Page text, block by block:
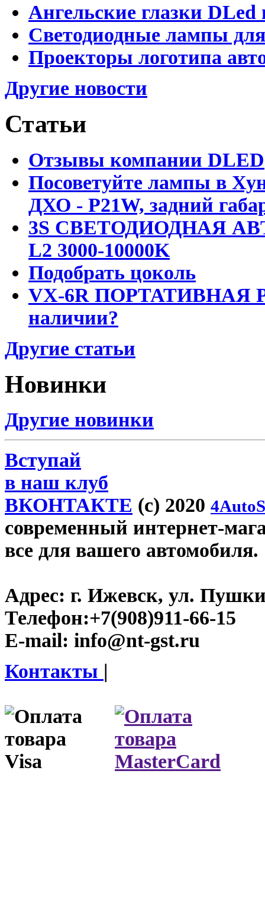
Ангельские глазки DLed
Светодиодные лампы
Проекторы логотипа
Другие новости
Статьи
Отзывы компании DLED
Посоветуйте лампы в
ДХО - P21W, задний
3S СВЕТОДИОДНАЯ
L2 3000-10000K
Подобрать цоколь
VX-6R ПОРТАТИВНАЯ
наличии?
Другие статьи
Новинки
Другие новинки
Вступай
в наш клуб
ВКОНТАКТЕ (c) 2020
современный интернет-
все для вашего автомобиля.
Адрес: г. Ижевск, ул.
Телефон:+7(908)911-66-15
E-mail: info@nt-gst.ru
Контакты |